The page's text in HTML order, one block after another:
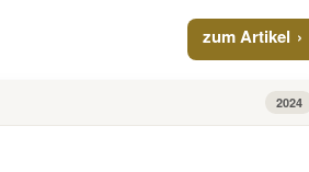
zum Artikel
2024